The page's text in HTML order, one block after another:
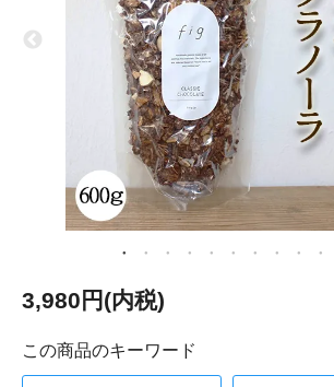
3,980円(内税)
この商品のキーワード